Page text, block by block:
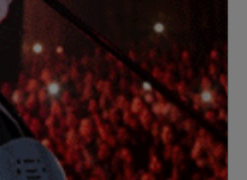
con “El dragón de
15 años en adelante,
por “Que arda tu
su diploma
regalo para canjear
expuestos en la